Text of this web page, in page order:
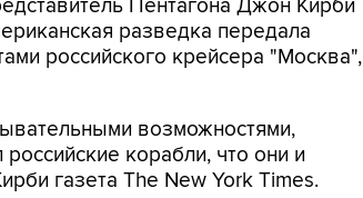
Пентагона Джон Кирби
разведка передала
российского крейсера "Москва",
возможностями,
корабли, что они и
газета The New York Times.